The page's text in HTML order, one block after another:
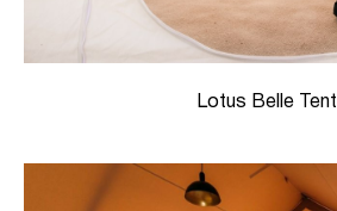
Lotus Belle Tent